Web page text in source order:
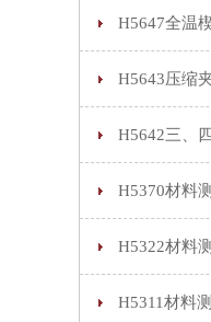
H5647全温
H5643压缩
H5642三、
H5370材料
H5322材料
H5311材料